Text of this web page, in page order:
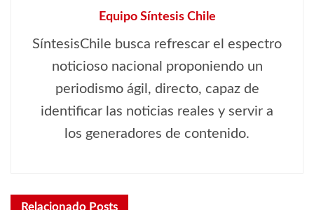
Equipo Síntesis Chile
SíntesisChile busca refrescar el espectro
noticioso nacional proponiendo un
periodismo ágil, directo, capaz de
identificar las noticias reales y servir a
los generadores de contenido.
Relacionado Posts